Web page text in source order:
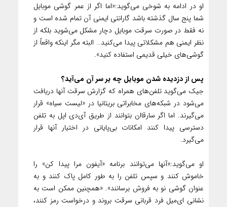
او در ادامه به شوخی می‌گوید:«اما اگر از عمر گوشی موبایل
شما پنج سال گذشته باشد گارانتی ایمنی آن تمام شده است و
نه فقط در صورت سرقت موبایل دچار مشکل می‌شوید بلکه از
نظر ایمنی هم مشکلاتی پیدا می‌کنید… البته مگر اینکه واقعاً از
گوشی‌های خیلی قدیمی استفاده کنید».
پس از دزدیده شدن موبایل چه بر سر آن می‌آید؟
جیک می‌گوید تلفن‌های همراه که گزارش سرقت آنها دریافت
می‌شود در شبکه‌های مخابراتی بریتانیا در «لیست سیاه» قرار
می‌گیرند. اما اگر سارقاان بتوانند از طریق آی‌دی اپل به تلفن
دسترسی پیدا کنند امکانات بی‌پایانی در اختیار آنها قرار
می‌گیرد.
او می‌گوید:«آنها می‌توانند برنامه «آیفون مرا پیدا کن» را
خاموش کنند و سپس تلفن را به طور کامل پاک کنند و به
عنوان گوشی نو به فروش برسانند». «همچنین ممکن است به
نشانی ای‌میل فرد قربانی سرقت بروند و درخواست رمز کنند،